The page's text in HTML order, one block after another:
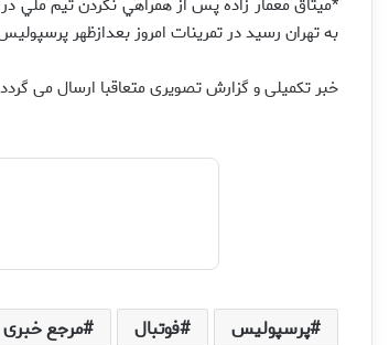
به تهران رسيد در تمرينات امروز بعدازظهر
خبر تکمیلی و گزارش تصویری متعاقبا ارسال می گردد
پرسپولیس فوتبال مرجع خبری